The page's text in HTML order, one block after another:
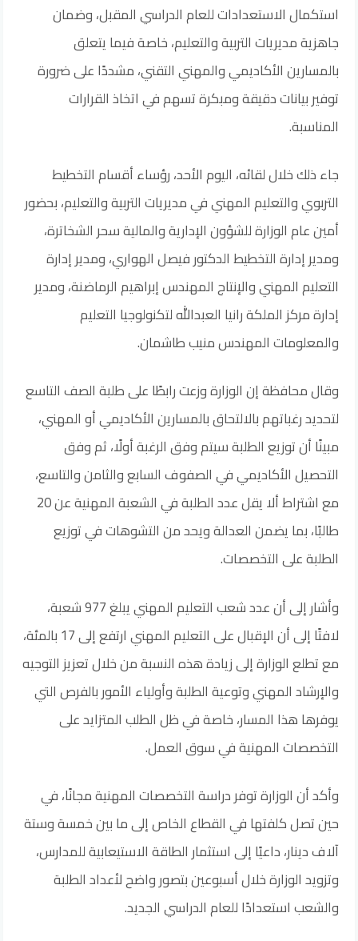
استكمال الاستعدادات للعام الدراسي المقبل، وضمان
جاهزية مديريات التربية والتعليم، خاصة فيما يتعلق
بالمسارين الأكاديمي والمهني التقني، مشددًا على ضرورة
توفير بيانات دقيقة ومبكرة تسهم في اتخاذ القرارات
المناسبة.
جاء ذلك خلال لقائه، اليوم الأحد، رؤساء أقسام التخطيط
التربوي والتعليم المهني في مديريات التربية والتعليم، بحضور
أمين عام الوزارة للشؤون الإدارية والمالية سحر الشخاترة،
ومدير إدارة التخطيط الدكتور فيصل الهواري، ومدير إدارة
التعليم المهني والإنتاج المهندس إبراهيم الرماضنة، ومدير
إدارة مركز الملكة رانيا العبدالله لتكنولوجيا التعليم
والمعلومات المهندس منيب طاشمان.
وقال محافظة إن الوزارة وزعت رابطًا على طلبة الصف التاسع
لتحديد رغباتهم بالالتحاق بالمسارين الأكاديمي أو المهني،
مبينًا أن توزيع الطلبة سيتم وفق الرغبة أولًا، ثم وفق
التحصيل الأكاديمي في الصفوف السابع والثامن والتاسع،
مع اشتراط ألا يقل عدد الطلبة في الشعبة المهنية عن 20
طالبًا، بما يضمن العدالة ويحد من التشوهات في توزيع
الطلبة على التخصصات.
وأشار إلى أن عدد شعب التعليم المهني يبلغ 977 شعبة،
لافتًا إلى أن الإقبال على التعليم المهني ارتفع إلى 17 بالمئة،
مع تطلع الوزارة إلى زيادة هذه النسبة من خلال تعزيز التوجيه
والإرشاد المهني وتوعية الطلبة وأولياء الأمور بالفرص التي
يوفرها هذا المسار، خاصة في ظل الطلب المتزايد على
التخصصات المهنية في سوق العمل.
وأكد أن الوزارة توفر دراسة التخصصات المهنية مجانًا، في
حين تصل كلفتها في القطاع الخاص إلى ما بين خمسة وستة
آلاف دينار، داعيًا إلى استثمار الطاقة الاستيعابية للمدارس،
وتزويد الوزارة خلال أسبوعين بتصور واضح لأعداد الطلبة
والشعب استعدادًا للعام الدراسي الجديد.